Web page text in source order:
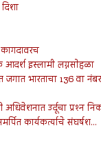
इस्लामी लग्नसोहळा
जगात भारताचा 136 वा नंबर
उर्दूचा प्रश्‍न
कार्यकर्त्याचे संघर्षश...